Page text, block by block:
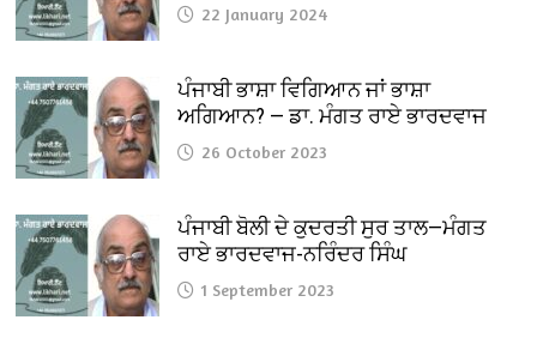
22 January 2024
ਪੰਜਾਬੀ ਭਾਸ਼ਾ ਵਿਗਿਆਨ ਜਾਂ ਭਾਸ਼ਾ
ਅਗਿਆਨ? — ਡਾ. ਮੰਗਤ ਰਾਏ ਭਾਰਦਵਾਜ
26 October 2023
ਪੰਜਾਬੀ ਬੋਲੀ ਦੇ ਕੁਦਰਤੀ ਸੁਰ ਤਾਲ—ਮੰਗਤ
ਰਾਏ ਭਾਰਦਵਾਜ-ਨਰਿੰਦਰ ਸਿੰਘ
1 September 2023